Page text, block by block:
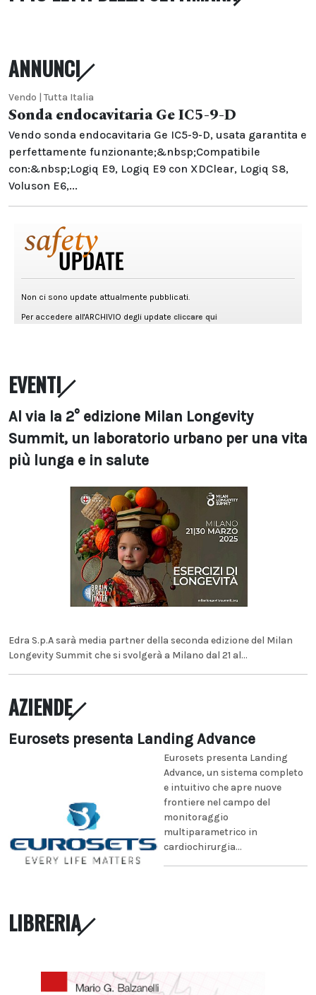
ANNUNCI
Vendo | Tutta Italia
Sonda endocavitaria Ge IC5-9-D
Vendo sonda endocavitaria Ge IC5-9-D, usata garantita e
perfettamente funzionante;&nbsp;Compatibile
con:&nbsp;Logiq E9, Logiq E9 con XDClear, Logiq S8,
Voluson E6,...
EVENTI
Al via la 2° edizione Milan Longevity
Summit, un laboratorio urbano per una vita
più lunga e in salute
Edra S.p.A sarà media partner della seconda edizione del Milan
Longevity Summit che si svolgerà a Milano dal 21 al...
AZIENDE
Eurosets presenta Landing Advance
Eurosets presenta Landing
Advance, un sistema completo
e intuitivo che apre nuove
frontiere nel campo del
monitoraggio
multiparametrico in
cardiochirurgia...
LIBRERIA